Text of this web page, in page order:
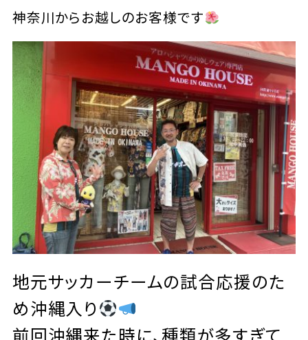
神奈川からお越しのお客様です
地元サッカーチームの試合応援のた
め沖縄入り
前回沖縄来た時に、種類が多すぎて